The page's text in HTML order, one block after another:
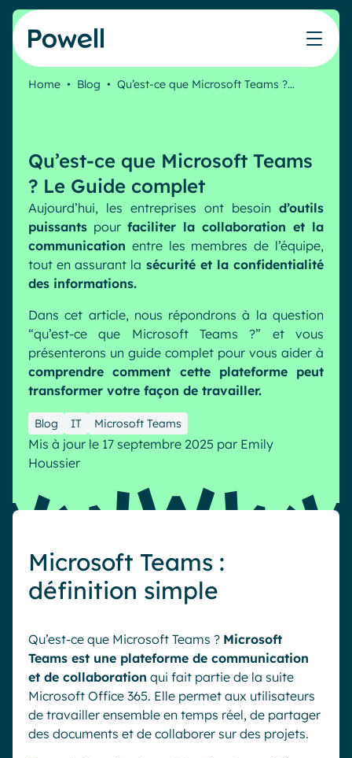
Skip to content
Communication interne
Ressources Humaines
Industries
Pharma & Santé
Banque & Finance
Industrie
ProduitsPowell Governance
Les cas d'usage
Communication interne
Engagement employés
Plateforme connectée
IA Digital Workplace augmentée
Hub digital
Analytique
Personnalisation & design
Partenaires
Devenir partenaire
Microsoft x Powell = ♡
Partenaire Microsoft
Partenaire Bleu
Tarification
Nos clients
Notre accompagnement
Resources
Évaluer mon intranet
Blog
Evénements
Webinaires
Livres blancs
EnglishFrançais
Home • Blog • Qu’est-ce que Microsoft Teams ?…
Qu’est-ce que Microsoft Teams
? Le Guide complet
Aujourd’hui, les entreprises ont besoin d’outils
puissants pour faciliter la collaboration et la
communication entre les membres de l’équipe,
tout en assurant la sécurité et la confidentialité
des informations.
Dans cet article, nous répondrons à la question
“qu’est-ce que Microsoft Teams ?” et vous
présenterons un guide complet pour vous aider à
comprendre comment cette plateforme peut
transformer votre façon de travailler.
Blog IT Microsoft Teams
Mis à jour le 17 septembre 2025 par Emily
Houssier
Microsoft Teams :
définition simple
Qu’est-ce que Microsoft Teams ? Microsoft
Teams est une plateforme de communication
et de collaboration qui fait partie de la suite
Microsoft Office 365. Elle permet aux utilisateurs
de travailler ensemble en temps réel, de partager
des documents et de collaborer sur des projets.